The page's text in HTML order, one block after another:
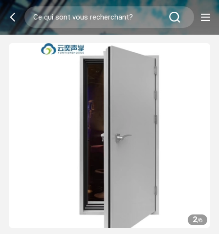
2/6